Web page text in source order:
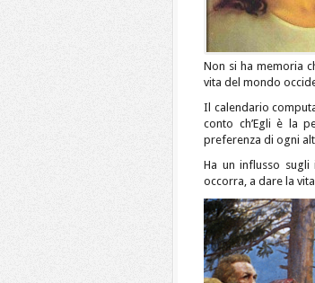
Non si ha memoria
vita del mondo
Il calendario
conto ch’Egli è la
preferenza di ogni
Ha un influsso sugli
occorra, a dare la